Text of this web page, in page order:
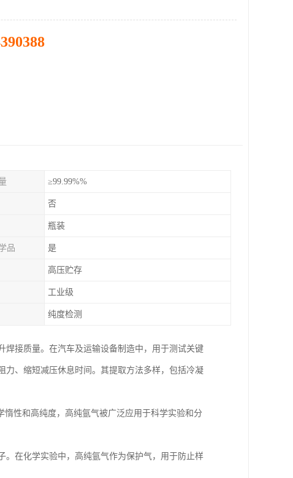
≥99.99%%
否
瓶装
品 是
高压贮存
工业级
纯度检测
焊接质量。在汽车及运输设备制造中，用于测试关键
、缩短减压休息时间。其提取方法多样，包括冷凝
性和高纯度，高纯氩气被广泛应用于科学实验和分
在化学实验中，高纯氩气作为保护气，用于防止样